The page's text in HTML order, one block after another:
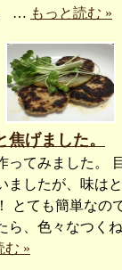
… もっと読む »
げました。
ってみました。
ましたが、味は
とても簡単なの
ら、色々なつく
む »